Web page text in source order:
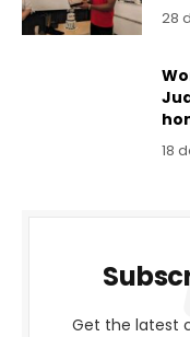
28
18
Get the latest